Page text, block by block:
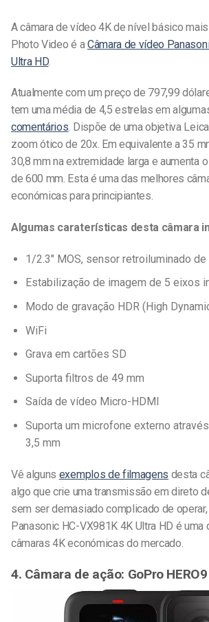
A câmara de vídeo 4K de nível básico
Photo Video é aCâmara de vídeo
Ultra HD.
Atualmente com um preço de 797,99
tem uma média de 4,5 estrelas em
comentários. Dispõe de uma objetiva
zoom ótico de 20x. Em equivalente a 35
30,8 mm na extremidade larga e aumenta
de 600 mm. Esta é uma das melhores
económicas para principiantes.
Algumas caraterísticas desta câmara
1/2.3″ MOS, sensor retroiluminado
Estabilização de imagem de 5 eixos
Modo de gravação HDR (High
WiFi
Grava em cartões SD
Suporta filtros de 49 mm
Saída de vídeo Micro-HDMI
Suporta um microfone externo
3,5 mm
Vê alguns exemplos de filmagens desta
algo que crie uma transmissão em direto
sem ser demasiado complicado de
Panasonic HC-VX981K 4K Ultra HD é uma
câmaras 4K económicas do mercado.
4. Câmara de ação: GoPro